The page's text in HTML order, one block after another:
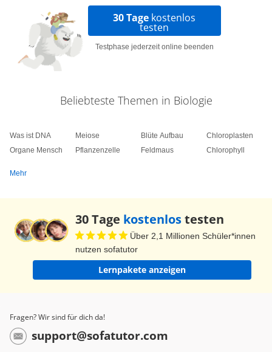
30 Tage kostenlos
testen
Testphase jederzeit online beenden
Beliebteste Themen in Biologie
Was ist DNA
Organe Mensch
Meiose
Pflanzenzelle
Blüte Aufbau
Feldmaus
Chloroplasten
Chlorophyll
Mehr
30 Tage kostenlostesten
Über 2,1 Millionen Schüler*innen
nutzen sofatutor
Lernpakete anzeigen
Fragen? Wir sind für dich da!
support@sofatutor.com